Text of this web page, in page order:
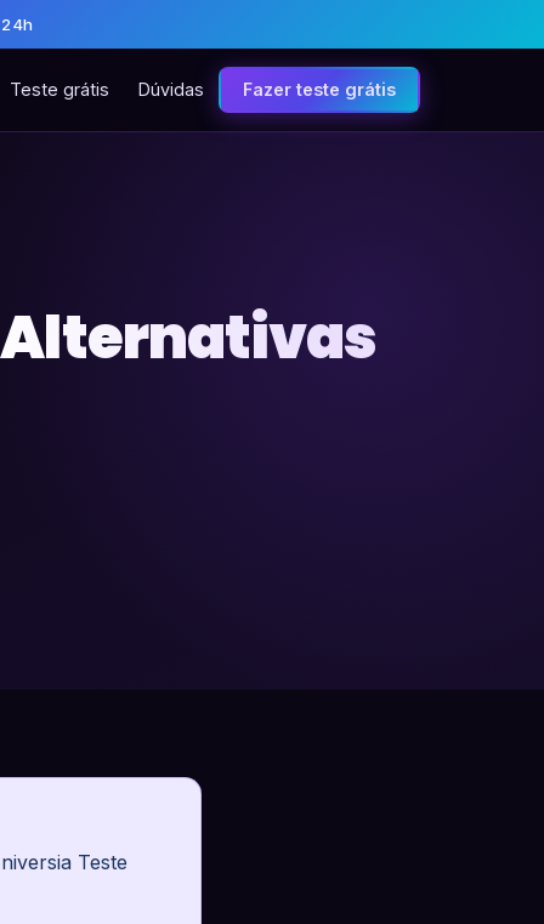
Teste grátis Dúvidas Fazer teste grátis
Alternativas
Teste